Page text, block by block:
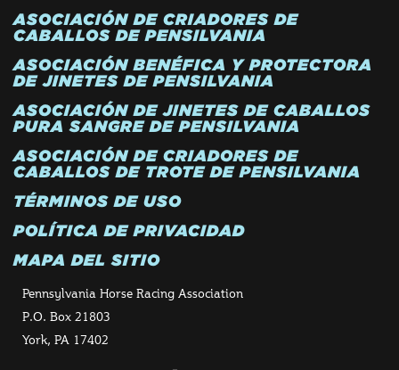
ASOCIACIÓN DE CRIADORES DE
CABALLOS DE PENSILVANIA
ASOCIACIÓN BENÉFICA Y PROTECTORA
DE JINETES DE PENSILVANIA
ASOCIACIÓN DE JINETES DE CABALLOS
PURA SANGRE DE PENSILVANIA
ASOCIACIÓN DE CRIADORES DE
CABALLOS DE TROTE DE PENSILVANIA
TÉRMINOS DE USO
POLÍTICA DE PRIVACIDAD
MAPA DEL SITIO
Pennsylvania Horse Racing Association
P.O. Box 21803
York, PA 17402